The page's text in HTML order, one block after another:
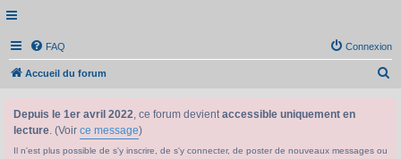
FAQ Connexion
Accueil du forum
Depuis le 1er avril 2022, ce forum devientaccessible uniquement en
lecture. (Voir ce message)
Il n'est plus possible de s'y inscrire, de s'y connecter, de poster de nouveaux messages ou